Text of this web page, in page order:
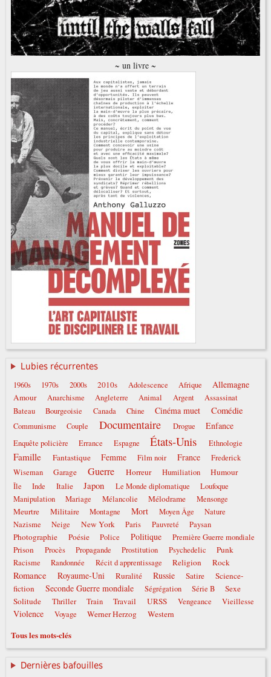
~ un livre ~
Lubies récurrentes
1960s 1970s 2000s 2010s Adolescence Afrique Allemagne
Amour Anarchisme Angleterre Animal Argent
Assassinat
Bateau
Bourgeoisie Canada Chine Cinéma muet Comédie
Communisme Couple Documentaire Drogue Enfance
Enquête policière Errance Espagne États-Unis Ethnologie
Famille Fantastique Femme Film noir France
Frederick
Wiseman
Garage Guerre Horreur Humiliation Humour
Île Inde Italie Japon Le Monde diplomatique
Loufoque
Manipulation
Mariage Mélancolie Mélodrame Mensonge
Meurtre Militaire Montagne Mort Moyen Âge
Nature
Nazisme
Neige New York Paris Pauvreté Paysan
Photographie Poésie Police Politique Première Guerre mondiale
Prison Procès Propagande Prostitution Psychedelic Punk
Racisme Randonnée Récit d apprentissage Religion Rock
Romance Royaume-Uni Ruralité Russie Satire
Science-
fiction
Seconde Guerre mondiale Ségrégation Série B
Sexe
Solitude
Thriller Train Travail URSS Vengeance Vieillesse
Violence Voyage Werner Herzog Western
Tous les mots-clés
Dernières bafouilles